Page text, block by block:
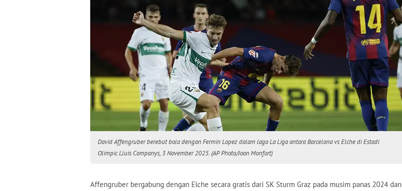
David Affengruber berebut bola dengan Fermin Lopez dalam laga La Liga antara Barcelona vs Elche di Estadi
Olimpic Lluis Companys, 3 November 2025. (AP Photo/Joan Monfort)
Affengruber bergabung dengan Elche secara gratis dari SK Sturm Graz pada musim panas 2024 dan